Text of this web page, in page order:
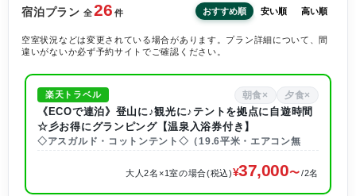
宿泊プラン 全26 件 おすすめ順 安い順 高い順
空室状況などは変更されている場合があります。プラン詳細について、間
違いがないか必ず予約サイトでご確認ください。
楽天トラベル 朝食× 夕食×
《ECOで連泊》登山に♪観光に♪テントを拠点に自遊時間
☆彡お得にグランピング【温泉入浴券付き】
◇アスガルド・コットンテント◇（19.6平米・エアコン無
大人2名×1室の場合(税込) 37,000 /2名